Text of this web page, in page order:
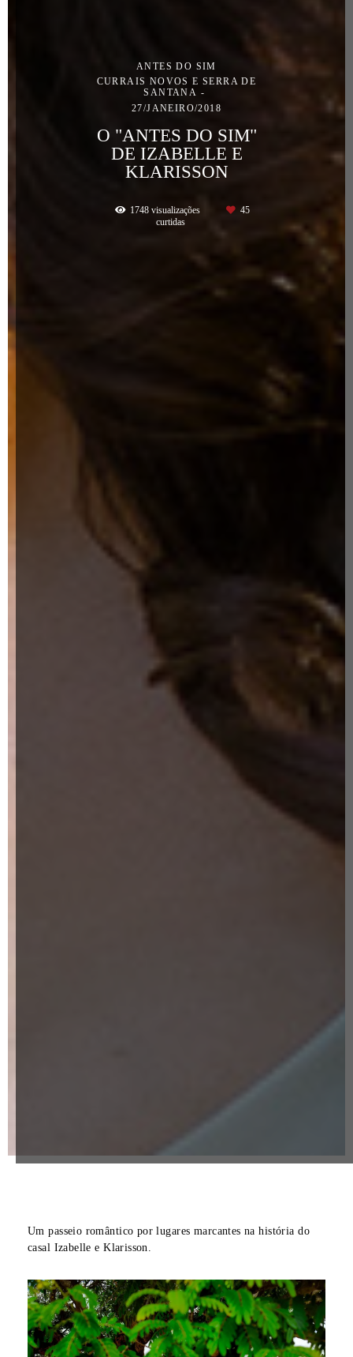
ANTES DO SIM
CURRAIS NOVOS E SERRA DE
SANTANA
27/JANEIRO/2018
O "ANTES DO SIM"
DE IZABELLE E
KLARISSON
1748 visualizações
45
curtidas
Um passeio romântico por lugares marcantes na história do
casal Izabelle e Klarisson.